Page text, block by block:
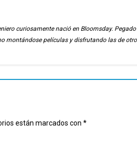
curiosamente nació en Bloomsday.
montándose películas y disfrutando las de
están marcados con *